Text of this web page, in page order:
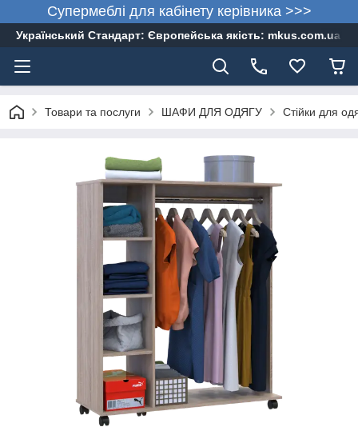
Супермеблі для кабінету керівника >>>
Український Стандарт: Європейська якість: mkus.com.ua
Товари та послуги ШАФИ ДЛЯ ОДЯГУ Стійки для